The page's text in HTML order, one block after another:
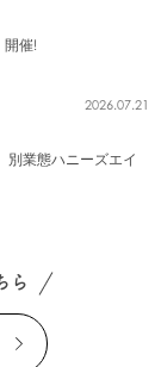
開催!
2026.07.21
別業態ハニーズエイ
ら